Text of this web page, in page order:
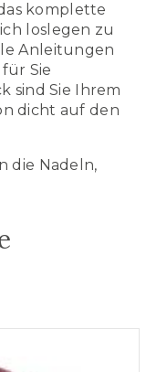
komplette
loslegen zu
Anleitungen
Sie
sind Sie Ihrem
dicht auf den
die Nadeln,